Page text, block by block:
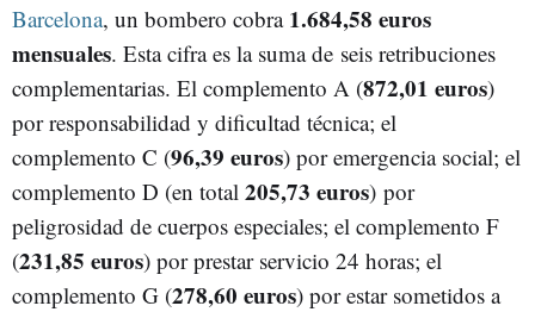
Barcelona, un bombero cobra 1.684,58 euros
mensuales. Esta cifra es la suma de seis retribuciones
complementarias. El complemento A (872,01 euros)
por responsabilidad y dificultad técnica; el
complemento C (96,39 euros) por emergencia social; el
complemento D (en total 205,73 euros) por
peligrosidad de cuerpos especiales; el complemento F
(231,85 euros) por prestar servicio 24 horas; el
complemento G (278,60 euros) por estar sometidos a